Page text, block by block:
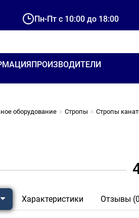
Пн-Пт с 10:00 до 18:00
ПРОИЗВОДИТЕЛИ
оборудование Стропы Стропы
Характеристики Отзывы